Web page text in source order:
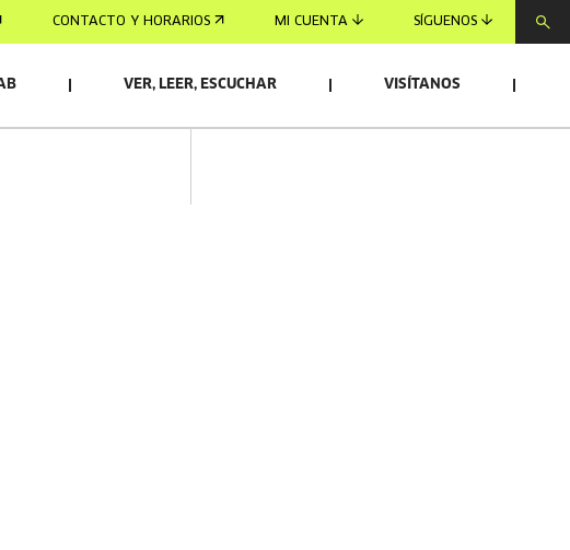
CONTACTO Y HORARIOS MI CUENTA SÍGUENOS
VER, LEER, ESCUCHAR VISÍTANOS